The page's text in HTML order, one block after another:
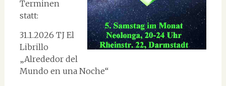
Terminen
statt:
31.1.2026 TJ El
Librillo
„Alrededor del
Mundo en una Noche“